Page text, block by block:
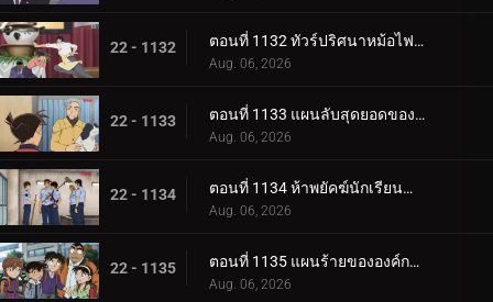
22 - 1132 ตอนที่ 1132 ทัวร์ปริศนาหม้อไฟเท็ตจิริ (ภาคชิโมโนเซกิ)
Aug. 06, 2026
22 - 1133 ตอนที่ 1133 แผนลับสุดยอดของประธานผู้มีเสน่ห์
Aug. 06, 2026
22 - 1134 ตอนที่ 1134 ห้าพยัคฆ์นักเรียนตำรวจ Wild Police Story CASE.ฟุรุยะ เรย์
Aug. 06, 2026
22 - 1135 ตอนที่ 1135 แผนร้ายขององค์กรชุดดำ (ภาค ล่า)
Aug. 06, 2026